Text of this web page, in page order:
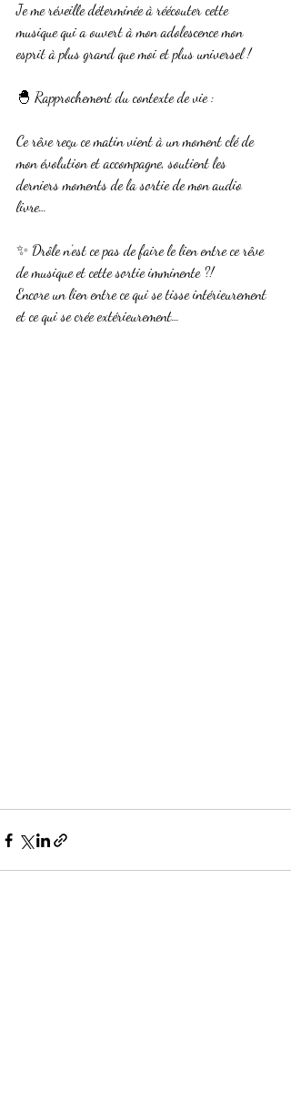
Je me réveille déterminée à réécouter cette
musique qui a ouvert à mon adolescence mon
esprit à plus grand que moi et plus universel !
🐣 Rapprochement du contexte de vie :
Ce rêve reçu ce matin vient à un moment clé de
mon évolution et accompagne, soutient les
derniers moments de la sortie de mon audio
livre…
✨ Drôle n’est ce pas de faire le lien entre ce rêve
de musique et cette sortie imminente ?!
Encore un lien entre ce qui se tisse intérieurement
et ce qui se crée extérieurement…